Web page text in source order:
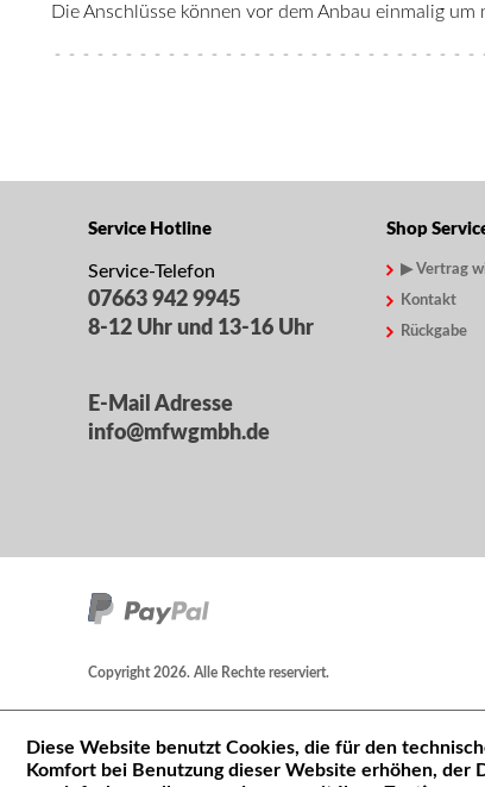
Die Anschlüsse können vor dem Anbau einmalig
Service Hotline
Service-Telefon
07663 942 9945
8-12 Uhr und 13-16 Uhr
E-Mail Adresse
info@mfwgmbh.de
Shop
▶ Vertrag
Kontakt
Rückgabe
Copyright 2026. Alle Rechte reserviert.
Diese Website benutzt Cookies, die für den
Komfort bei Benutzung dieser Website erhöhen,